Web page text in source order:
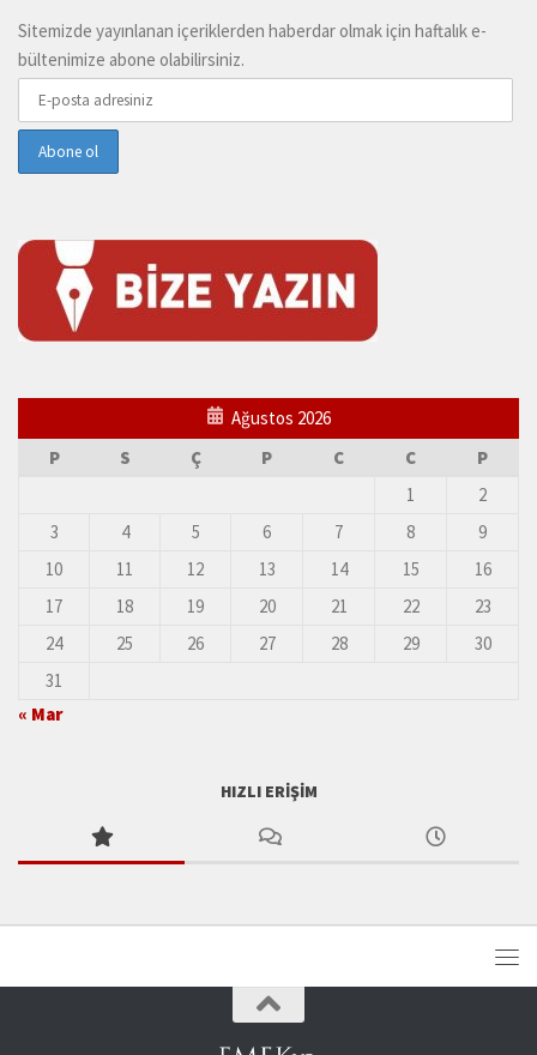
Sitemizde yayınlanan içeriklerden haberdar olmak için haftalık e-
bültenimize abone olabilirsiniz.
Ağustos 2026
P
S Ç P C C
P
1
2
3
4 5 6 7 8
9
10
11 12 13 14 15
16
17
18 19 20 21 22
23
24
25 26 27 28 29
30
31
« Mar
HIZLI ERIŞIM